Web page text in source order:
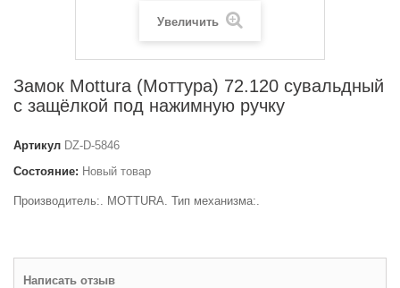
Увеличить
Замок Mottura (Моттура) 72.120 сувальдный
с защёлкой под нажимную ручку
Артикул DZ-D-5846
Состояние: Новый товар
Производитель:. MOTTURA. Тип механизма:.
Написать отзыв